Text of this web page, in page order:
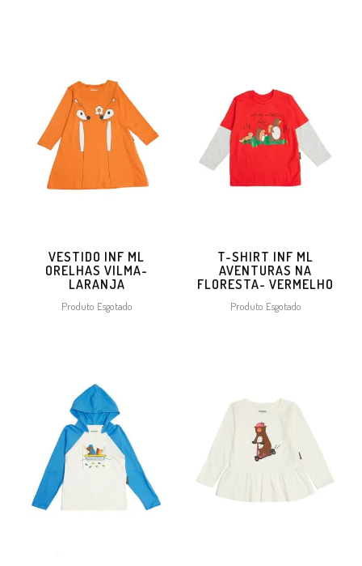
VESTIDO INF ML
ORELHAS VILMA-
LARANJA
Produto Esgotado
T-SHIRT INF ML
AVENTURAS NA
FLORESTA- VERMELHO
Produto Esgotado